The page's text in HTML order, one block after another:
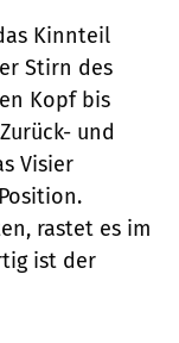
Kinnteil
Stirn des
Kopf bis
und
Visier
rastet es im
ist der